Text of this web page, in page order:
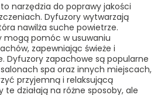
narzędzia do poprawy jakości
Dyfuzory wytwarzają
nawilża suche powietrze.
mogą pomóc w usuwaniu
zapewniając świeże i
Dyfuzory zapachowe są popularne
spa oraz innych miejscach,
przyjemną i relaksującą
działają na różne sposoby, ale